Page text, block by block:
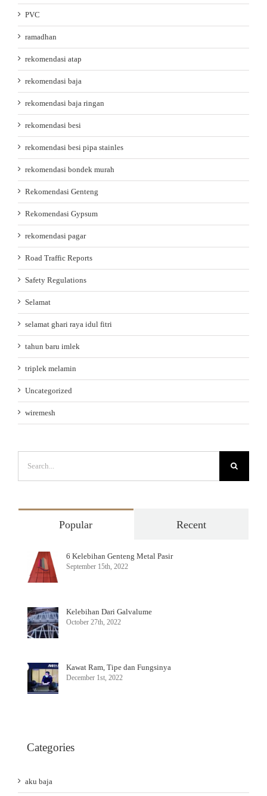
PVC
ramadhan
rekomendasi atap
rekomendasi baja
rekomendasi baja ringan
rekomendasi besi
rekomendasi besi pipa stainles
rekomendasi bondek murah
Rekomendasi Genteng
Rekomendasi Gypsum
rekomendasi pagar
Road Traffic Reports
Safety Regulations
Selamat
selamat ghari raya idul fitri
tahun baru imlek
triplek melamin
Uncategorized
wiremesh
for:
Popular Recent
6 Kelebihan Genteng Metal Pasir
September 15th, 2022
Kelebihan Dari Galvalume
October 27th, 2022
Kawat Ram, Tipe dan Fungsinya
December 1st, 2022
Categories
aku baja